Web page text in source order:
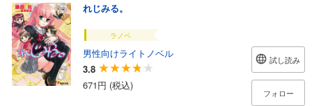
れじみる。
ラノベ
男性向けライトノベル
3.8
671円 (税込)
試し読み
フォロー